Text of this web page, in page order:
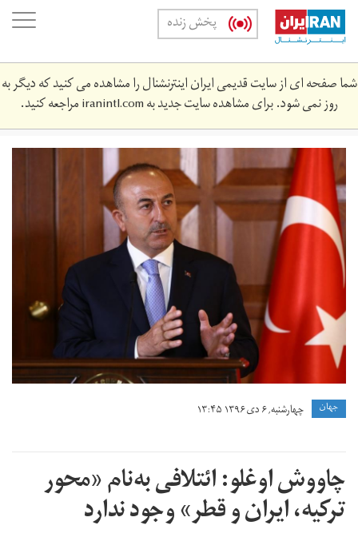
Skip
main
content
پخش زنده
شما صفحه ای از سایت قدیمی ایران اینترنشنال را مشاهده می کنید که دیگر به
روز نمی شود. برای مشاهده سایت جدید بهiranintl.comمراجعه کنید.
0_i7pnryqlp-
edcnjp.jpg
جهان چهارشنبه, ۶ دی ۱۳۹۶ ۱۳:۴۵
چاووش اوغلو: ائتلافی به‌نام «محور
ترکیه، ایران و قطر» وجود ندارد